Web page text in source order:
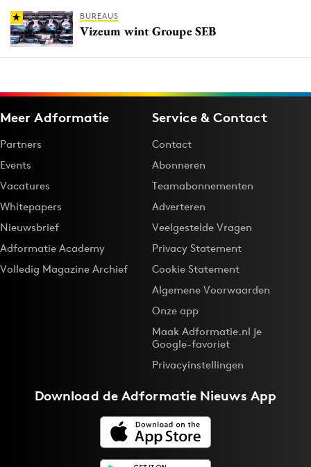
BUREAUS
Vizeum wint Groupe SEB
Meer Adformatie
Partners
Events
Vacatures
Whitepapers
Nieuwsbrief
Adformatie Academy
Volledig Magazine Archief
Service & Contact
Contact
Abonneren
Teamabonnementen
Adverteren
Veelgestelde Vragen
Privacy Statement
Cookie Statement
Algemene Voorwaarden
Onze app
Maak Adformatie.nl je
Google-favoriet
Privacyinstellingen
Download deAdformatie Nieuws App